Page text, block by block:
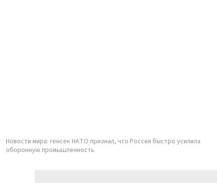
Новости мира: генсек НАТО признал, что Россия быстро усилила
оборонную промышленность